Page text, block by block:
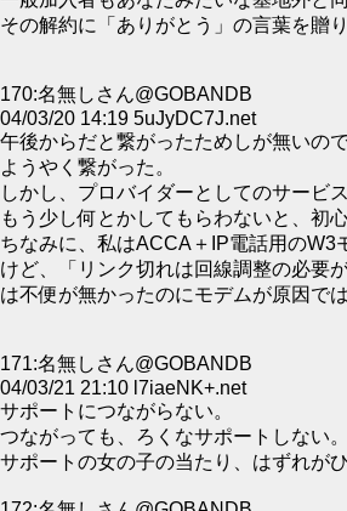
その解約に「ありがとう」の言葉を贈り
170:名無しさん@GOBANDB
04/03/20 14:19 5uJyDC7J.net
午後からだと繋がったためしが無いの
ようやく繋がった。
しかし、プロバイダーとしてのサービ
もう少し何とかしてもらわないと、初
ちなみに、私はACCA＋IP電話用のW3
けど、「リンク切れは回線調整の必要
は不便が無かったのにモデムが原因で
171:名無しさん@GOBANDB
04/03/21 21:10 l7iaeNK+.net
サポートにつながらない。
つながっても、ろくなサポートしない。
サポートの女の子の当たり、はずれが